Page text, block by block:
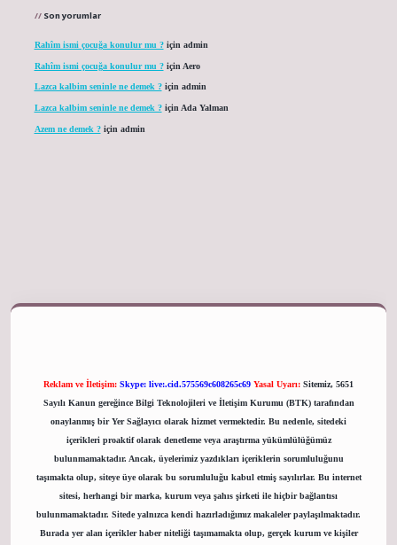
Son yorumlar
Rahîm ismi çocuğa konulur mu ?için admin
Rahîm ismi çocuğa konulur mu ?için Aero
Lazca kalbim seninle ne demek ?için admin
Lazca kalbim seninle ne demek ?için Ada Yalman
Azem ne demek ?için admin
Reklam ve İletişim: Skype: live:.cid.575569c608265c69 Yasal Uyarı: Sitemiz, 5651
Sayılı Kanun gereğince Bilgi Teknolojileri ve İletişim Kurumu (BTK) tarafından
onaylanmış bir Yer Sağlayıcı olarak hizmet vermektedir. Bu nedenle, sitedeki
içerikleri proaktif olarak denetleme veya araştırma yükümlülüğümüz
bulunmamaktadır. Ancak, üyelerimiz yazdıkları içeriklerin sorumluluğunu
taşımakta olup, siteye üye olarak bu sorumluluğu kabul etmiş sayılırlar. Bu internet
sitesi, herhangi bir marka, kurum veya şahıs şirketi ile hiçbir bağlantısı
bulunmamaktadır. Sitede yalnızca kendi hazırladığımız makaleler paylaşılmaktadır.
Burada yer alan içerikler haber niteliği taşımamakta olup, gerçek kurum ve kişiler